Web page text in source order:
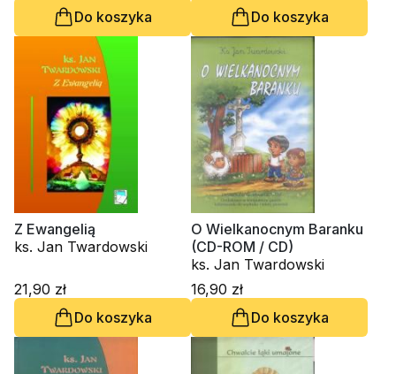
Do koszyka
Do koszyka
Z Ewangelią
ks. Jan Twardowski
21,90 zł
Do koszyka
O Wielkanocnym Baranku
(CD-ROM / CD)
ks. Jan Twardowski
16,90 zł
Do koszyka